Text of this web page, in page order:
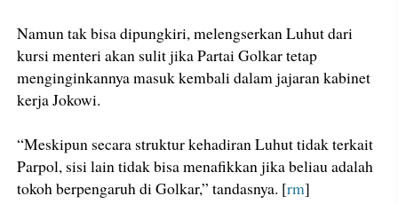
Namun tak bisa dipungkiri, melengserkan Luhut dari
kursi menteri akan sulit jika Partai Golkar tetap
menginginkannya masuk kembali dalam jajaran kabinet
kerja Jokowi.
“Meskipun secara struktur kehadiran Luhut tidak terkait
Parpol, sisi lain tidak bisa menafikkan jika beliau adalah
tokoh berpengaruh di Golkar,” tandasnya. [rm]